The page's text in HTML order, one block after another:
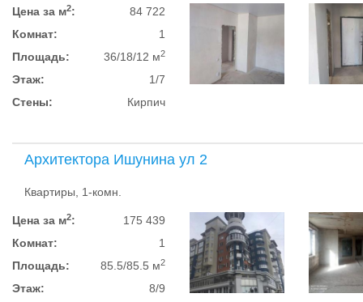
Цена за м2:
84 722
Комнат:
1
Площадь:
36/18/12 м2
Этаж:
1/7
Стены:
Кирпич
Архитектора Ишунина ул 2
Квартиры, 1-комн.
Цена за м2:
175 439
Комнат:
1
Площадь:
85.5/85.5 м2
Этаж:
8/9